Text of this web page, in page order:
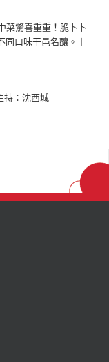
菜驚喜重重！脆卜卜
口味干邑名釀。︱
持：沈西城